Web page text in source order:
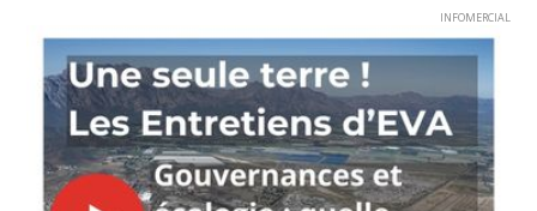
INFOMERCIAL